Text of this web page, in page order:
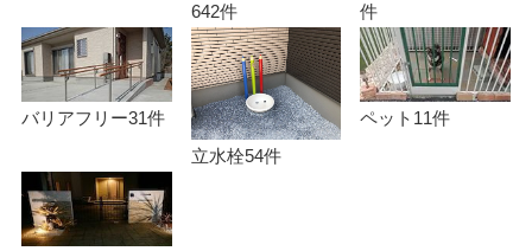
642件
件
バリアフリー31件
立水栓54件
ペット 11件